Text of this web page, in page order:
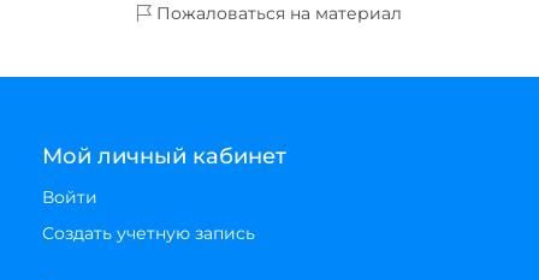
Пожаловаться на материал
Мой личный кабинет
Войти
Создать учетную запись